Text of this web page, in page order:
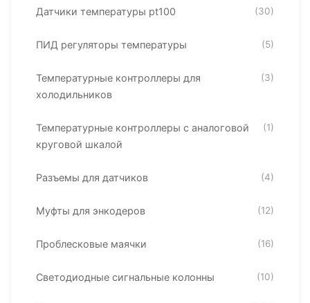
Датчики температуры pt100 (30)
ПИД регуляторы температуры (5)
Температурные контроллеры для
холодильников
(3)
Температурные контроллеры с аналоговой
круговой шкалой
(1)
Разъемы для датчиков (4)
Муфты для энкодеров (12)
Проблесковые маячки (16)
Светодиодные сигнальные колонны (10)